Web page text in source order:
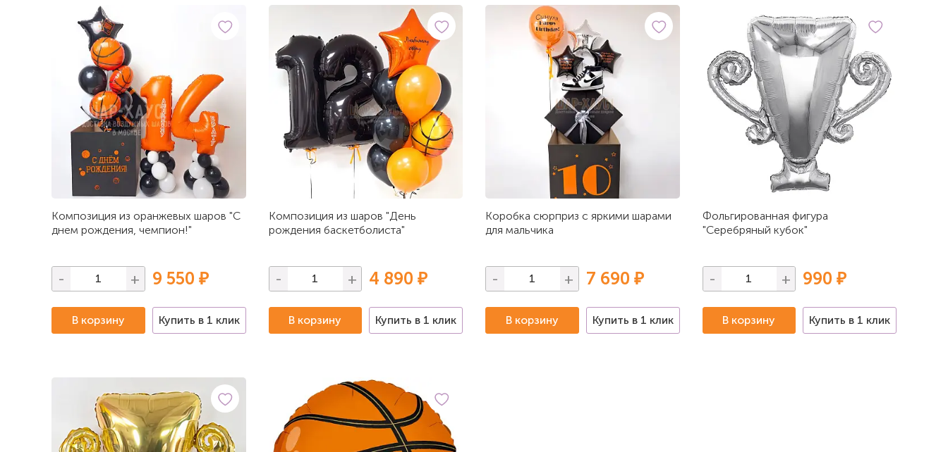
Композиция из оранжевых шаров "С
днем рождения, чемпион!"
- + 9 550 ₽
В корзину Купить в 1 клик
Композиция из шаров "День
рождения баскетболиста"
- + 4 890 ₽
В корзину Купить в 1 клик
Коробка сюрприз с яркими шарами
для мальчика
- + 7 690 ₽
В корзину Купить в 1 клик
Фольгированная фигура
"Серебряный кубок"
- + 990 ₽
В корзину Купить в 1 клик